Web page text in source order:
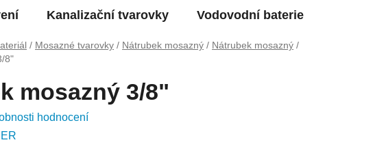
KOŠÍK
Kanalizační tvarovky Vodovodní baterie
/ Mosazné tvarovky / Nátrubek mosazný / Nátrubek mosazný /
8"
mosazný 3/8"
hodnocení